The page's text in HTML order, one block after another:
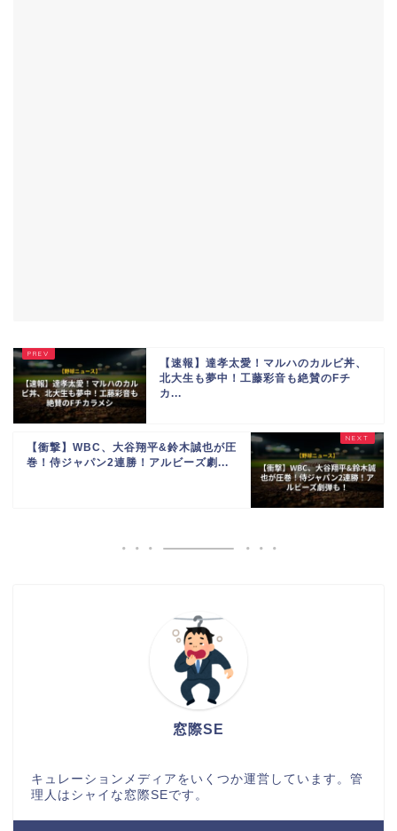
【速報】達孝太愛！マルハのカルビ丼、
北大生も夢中！工藤彩音も絶賛のFチ
カ...
【衝撃】WBC、大谷翔平&鈴木誠也が圧
巻！侍ジャパン2連勝！アルビーズ劇...
窓際SE
キュレーションメディアをいくつか運営しています。管
理人はシャイな窓際SEです。